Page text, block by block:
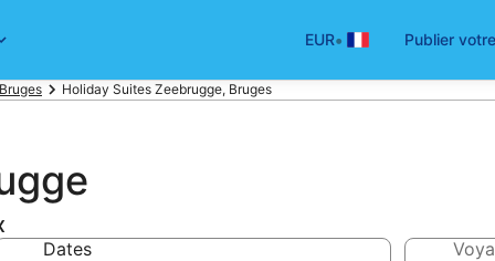
EUR• Publier
Holiday Suites Zeebrugge, Bruges
Dates